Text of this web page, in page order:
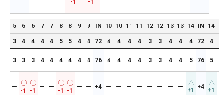
-1 -1
5 6 6 7 7 8 8 9 9 IN 10 10 11 11 12 12 13 13 14 IN 14
3 4 4 4 4 5 5 4 4 72 4 4 4 4 3 3 4 4 4 72 4
3 3 3 4 4 4 4 4 4 76 4 4 4 4 3 3 4 4 5 76 5
ー
-1 -1
ー ー
-1 -1
ー ー +4 ー ー ー ー ー ー ー ー +1 +4 +1